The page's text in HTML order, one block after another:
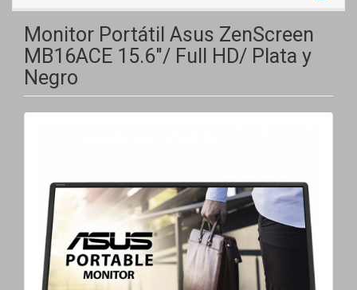
Monitor Portátil Asus ZenScreen
MB16ACE 15.6"/ Full HD/ Plata y
Negro